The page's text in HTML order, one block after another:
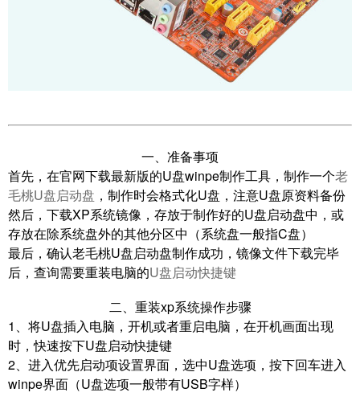
一、准备事项
首先， 在官网下载最新版的U盘winpe制作工具，制作一个老
毛桃U盘启动盘 ，制作时会格式化U盘，注意U盘原资料备份
然后， 下载XP系统镜像，存放于制作好的U盘启动盘中，或
存放在除系统盘外的其他分区中 （系统盘一般指C盘）
最后， 确认老毛桃U盘启动盘制作成功，镜像文件下载完毕
后，查询需要重装电脑的U盘启动快捷键
二、重装xp系统操作步骤
1、 将U盘插入电脑，开机或者重启电脑，在开机画面出现
时，快速按下U盘启动快捷键
2、 进入优先启动项设置界面，选中U盘选项，按下回车进入
winpe界面（U盘选项一般带有USB字样）